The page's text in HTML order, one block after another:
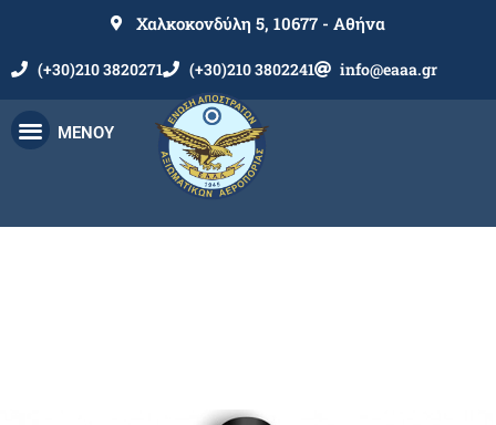
Χαλκοκονδύλη 5, 10677 - Αθήνα
(+30)210 3820271 (+30)210 3802241 info@eaaa.gr
ΜΕΝΟΥ